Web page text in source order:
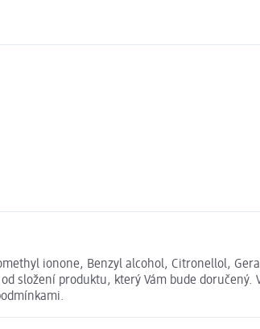
ionone, Benzyl alcohol, Citronellol,
složení produktu, který Vám bude doručený.